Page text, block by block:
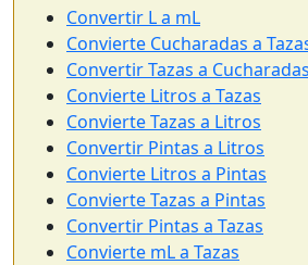
Convertir L a mL
Convierte Cucharadas a
Convertir Tazas a Cucharadas
Convierte Litros a Tazas
Convierte Tazas a Litros
Convertir Pintas a Litros
Convierte Litros a Pintas
Convierte Tazas a Pintas
Convertir Pintas a Tazas
Convierte mL a Tazas